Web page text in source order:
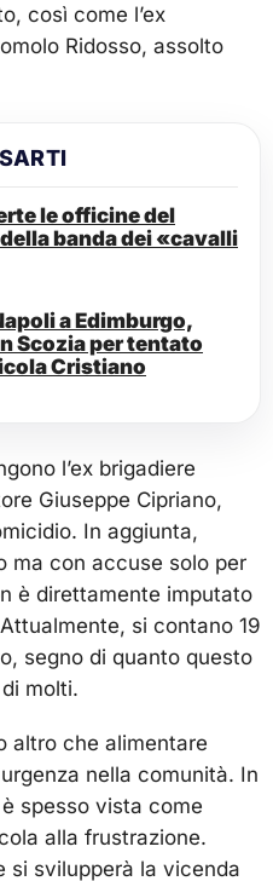
così come l’ex
Ridosso, assolto
le officine del
banda dei «cavalli
a Edimburgo,
Scozia per tentato
Cristiano
l’ex brigadiere
Giuseppe Cipriano,
In aggiunta,
ma con accuse solo per
è direttamente imputato
si contano 19
segno di quanto questo
molti.
altro che alimentare
nella comunità. In
spesso vista come
alla frustrazione.
si svilupperà la vicenda